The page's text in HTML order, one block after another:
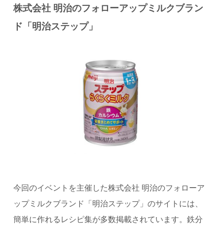
株式会社 明治のフォローアップミルクブラン
ド「明治ステップ」
今回のイベントを主催した株式会社 明治のフォローア
ップミルクブランド「明治ステップ」のサイトには、
簡単に作れるレシピ集が多数掲載されています。鉄分